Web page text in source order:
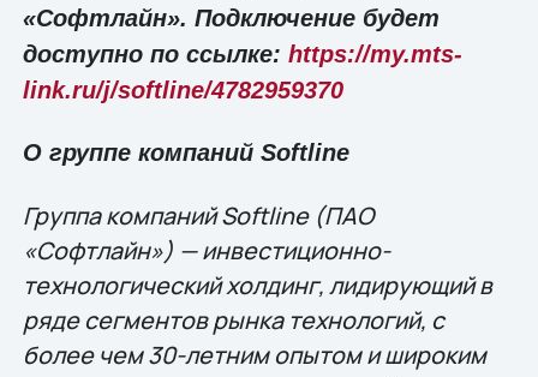
«Софтлайн». Подключение будет
доступно по ссылке: https://my.mts-
link.ru/j/softline/4782959370
О группе компаний Softline
Группа компаний Softline (ПАО
«Софтлайн») — инвестиционно-
технологический холдинг, лидирующий в
ряде сегментов рынка технологий, c
более чем 30-летним опытом и широким